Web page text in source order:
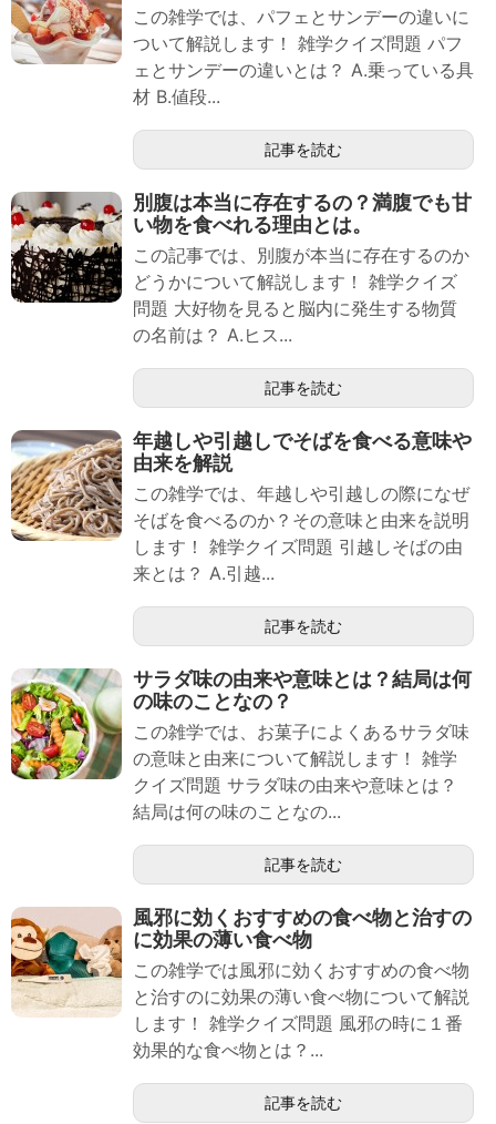
この雑学では、パフェとサンデーの違いに
ついて解説します！ 雑学クイズ問題 パフ
ェとサンデーの違いとは？ A.乗っている具
材 B.値段...
記事を読む
別腹は本当に存在するの？満腹でも甘
い物を食べれる理由とは。
この記事では、別腹が本当に存在するのか
どうかについて解説します！ 雑学クイズ
問題 大好物を見ると脳内に発生する物質
の名前は？ A.ヒス...
記事を読む
年越しや引越しでそばを食べる意味や
由来を解説
この雑学では、年越しや引越しの際になぜ
そばを食べるのか？その意味と由来を説明
します！ 雑学クイズ問題 引越しそばの由
来とは？ A.引越...
記事を読む
サラダ味の由来や意味とは？結局は何
の味のことなの？
この雑学では、お菓子によくあるサラダ味
の意味と由来について解説します！ 雑学
クイズ問題 サラダ味の由来や意味とは？
結局は何の味のことなの...
記事を読む
風邪に効くおすすめの食べ物と治すの
に効果の薄い食べ物
この雑学では風邪に効くおすすめの食べ物
と治すのに効果の薄い食べ物について解説
します！ 雑学クイズ問題 風邪の時に１番
効果的な食べ物とは？...
記事を読む